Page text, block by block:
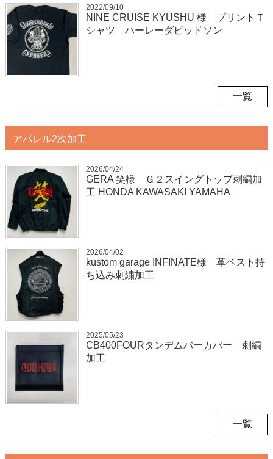
2022/09/10
NINE CRUISE KYUSHU 様 プリントＴ
シャツ ハーレーダビッドソン
一覧
アパレル2次加工
2026/04/24
GERA 笑様 Ｇ２スイングトップ刺繍加
工 HONDA KAWASAKI YAMAHA
2026/04/02
kustom garage INFINATE様 革ベスト持
ち込み刺繍加工
2025/05/23
CB400FOURタンデムバーカバー 刺繍
加工
一覧